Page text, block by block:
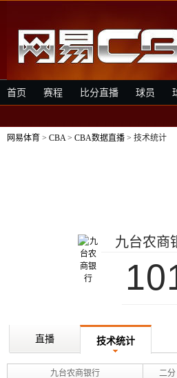
首页 赛程 比分直播 球员
网易体育 > CBA> CBA数据直播 > 技术统计
九台农商
直播 技术统计
九台农商银行 二分